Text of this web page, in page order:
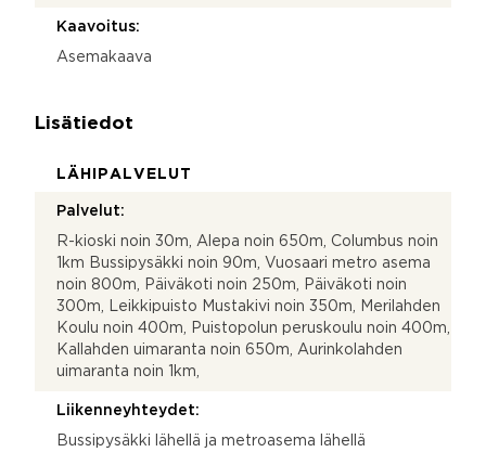
Kaavoitus:
Asemakaava
Lisätiedot
LÄHIPALVELUT
Palvelut:
R-kioski noin 30m, Alepa noin 650m, Columbus noin
1km Bussipysäkki noin 90m, Vuosaari metro asema
noin 800m, Päiväkoti noin 250m, Päiväkoti noin
300m, Leikkipuisto Mustakivi noin 350m, Merilahden
Koulu noin 400m, Puistopolun peruskoulu noin 400m,
Kallahden uimaranta noin 650m, Aurinkolahden
uimaranta noin 1km,
Liikenneyhteydet:
Bussipysäkki lähellä ja metroasema lähellä